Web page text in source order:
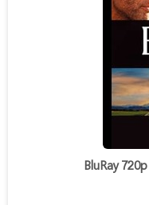
BluRay 720p